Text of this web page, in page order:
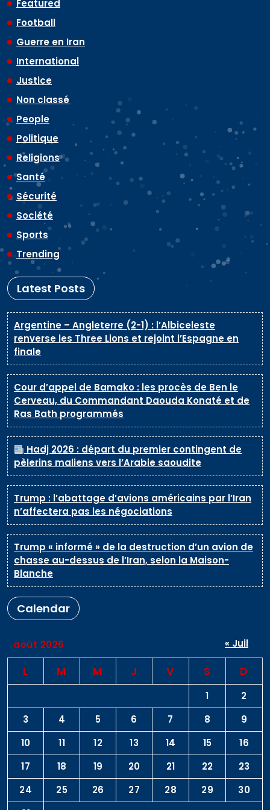
Featured
Football
Guerre en Iran
International
Justice
Non classé
People
Politique
Religions
Santé
Sécurité
Société
Sports
Trending
Latest Posts
Argentine – Angleterre (2-1) : l’Albiceleste
renverse les Three Lions et rejoint l’Espagne en
finale
Cour d’appel de Bamako : les procès de Ben le
Cerveau, du Commandant Daouda Konaté et de
Ras Bath programmés
Hadj 2026 : départ du premier contingent de
pèlerins maliens vers l’Arabie saoudite
Trump : l’abattage d’avions américains par l’Iran
n’affectera pas les négociations
Trump « informé » de la destruction d’un avion de
chasse au-dessus de l’Iran, selon la Maison-
Blanche
Calendar
août 2026
L M M J V S D
1
2
3
4 5 6 7 8
9
10
11 12 13 14 15
16
17
18 19 20 21 22
23
24
25 26 27 28 29
30
« Juil